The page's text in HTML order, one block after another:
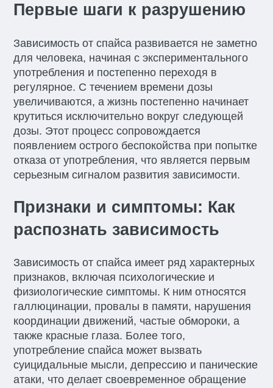
Первые шаги к разрушению
Зависимость от спайса развивается не заметно
для человека, начиная с экспериментального
употребления и постепенно переходя в
регулярное. С течением времени дозы
увеличиваются, а жизнь постепенно начинает
крутиться исключительно вокруг следующей
дозы. Этот процесс сопровождается
появлением острого беспокойства при попытке
отказа от употребления, что является первым
серьезным сигналом развития зависимости.
Признаки и симптомы: Как
распознать зависимость
Зависимость от спайса имеет ряд характерных
признаков, включая психологические и
физиологические симптомы. К ним относятся
галлюцинации, провалы в памяти, нарушения
координации движений, частые обмороки, а
также красные глаза. Более того,
употребление спайса может вызвать
суицидальные мысли, депрессию и панические
атаки, что делает своевременное обращение